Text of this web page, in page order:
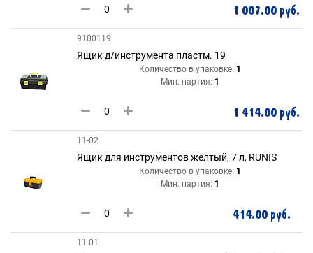
1 007.00 руб.
9100119
Ящик д/инструмента пластм. 19
Количество в упаковке: 1
Мин. партия: 1
1 414.00 руб.
11-02
Ящик для инструментов желтый, 7 л, RUNIS
Количество в упаковке: 1
Мин. партия: 1
414.00 руб.
11-01